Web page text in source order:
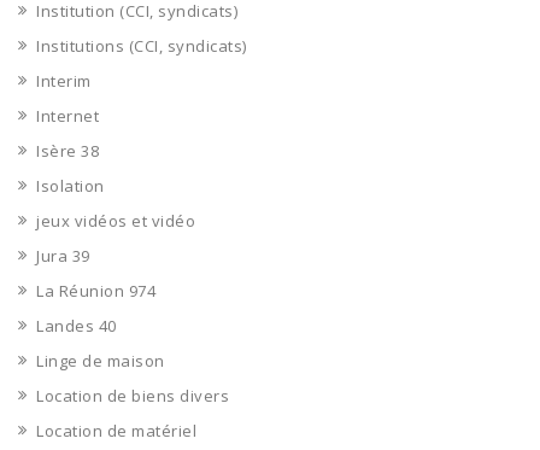
Institution (CCI, syndicats)
Institutions (CCI, syndicats)
Interim
Internet
Isère 38
Isolation
jeux vidéos et vidéo
Jura 39
La Réunion 974
Landes 40
Linge de maison
Location de biens divers
Location de matériel